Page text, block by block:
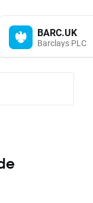
BARC.UK
Barclays PLC